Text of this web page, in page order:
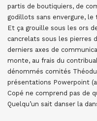
partis de boutiquiers, de
godillots sans envergure,
Et ça grouille sous les ors
cancrelats sous les pierres
derniers axes de
monte, au frais du
dénommés comités
présentations Powerpoint
Copé ne comprend pas de
Quelqu’un sait danser la